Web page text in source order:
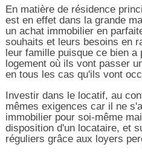
En matière de résidence
est en effet dans la grande
un achat immobilier en
souhaits et leurs besoins en
leur famille puisque ce bien a
logement où ils vont passer
en tous les cas qu'ils vont
Investir dans le locatif, au
mêmes exigences car il ne
immobilier pour soi-même
disposition d'un locataire, et
réguliers grâce aux loyers